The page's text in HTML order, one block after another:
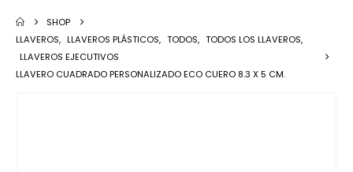
SHOP
LLAVEROS, LLAVEROS PLÁSTICOS, TODOS, TODOS LOS LLAVEROS,
LLAVEROS EJECUTIVOS
LLAVERO CUADRADO PERSONALIZADO ECO CUERO 8.3 X 5 CM.